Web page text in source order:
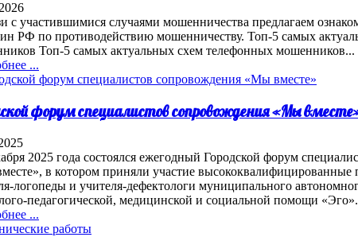
с участившимися случаями мошенничества предлагаем
РФ по противодействию мошенничеству. Топ-5 самых
Топ-5 самых актуальных схем телефонных мошенников...
...
форум специалистов сопровождения «Мы
2025 года состоялся ежегодный Городской форум
в котором приняли участие высококвалифицированные
логопеды и учителя-дефектологи муниципального
педагогической, медицинской и социальной помощи «Эго».
...